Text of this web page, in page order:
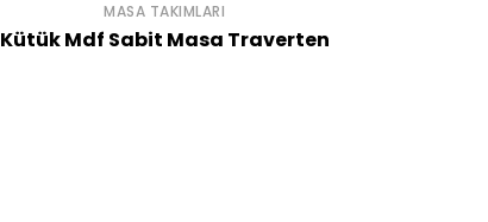
MASA TAKIMLARI
Kütük Mdf Sabit Masa Traverten